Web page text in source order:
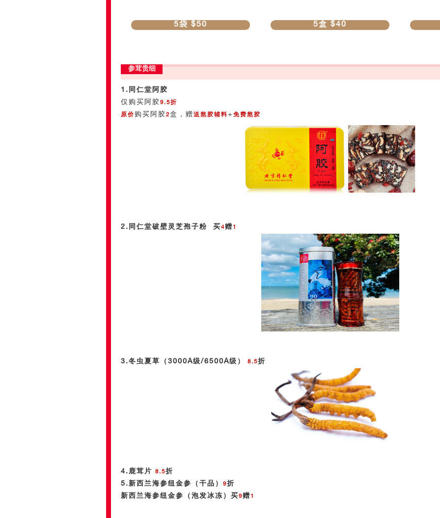
5袋 $50 5盒 $40
参茸贵细
1.同仁堂阿胶
仅购买阿胶 9.5折
原价 购买阿胶 2盒，赠送熬胶辅料+ 免费熬胶
2.同仁堂破壁灵芝孢子粉 买4赠 1
3.冬虫夏草（3000A级/6500A级） 8.5折
4.鹿茸片 8.5折
5.新西兰海参纽金参（干品） 9折
新西兰海参纽金参（泡发冰冻）买9赠 1